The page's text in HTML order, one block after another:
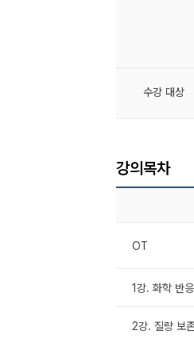
수강 대상
강의목차
OT
1강. 화학 반
2강. 질량 보